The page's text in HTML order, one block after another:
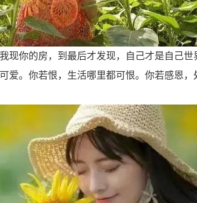
你的房，到最后才发现，自己才是自己世
爱。你若恨，生活哪里都可恨。你若感恩